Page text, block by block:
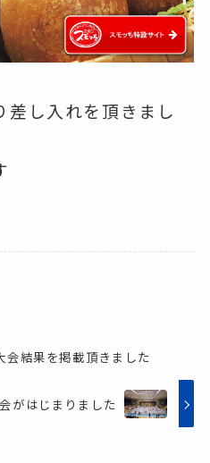
差し入れを頂きまし
会結果を掲載頂きました
がはじまりました